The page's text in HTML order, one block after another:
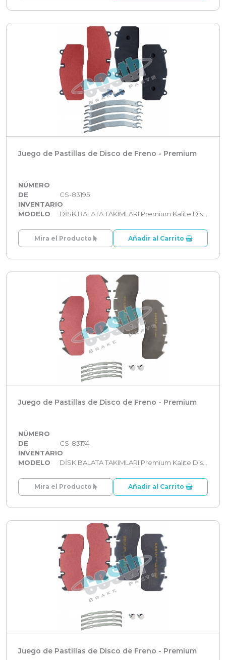
Juego de Pastillas de Disco de Freno - Premium
NÚMERO
DE
INVENTARIO
CS-83195
MODELO
Mira el Producto Añadir al Carrito
Juego de Pastillas de Disco de Freno - Premium
NÚMERO
DE
INVENTARIO
CS-83174
MODELO
Mira el Producto Añadir al Carrito
Juego de Pastillas de Disco de Freno - Premium